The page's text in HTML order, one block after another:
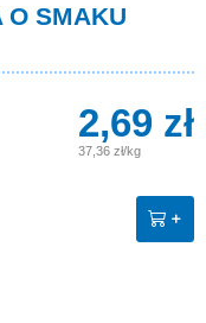
O SMAKU
2,69 zł
37,36 zł/kg